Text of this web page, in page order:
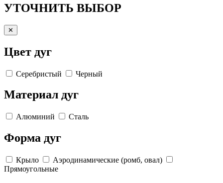
УТОЧНИТЬ ВЫБОР
✕
Цвет дуг
Серебристый Черный
Материал дуг
Алюминий Сталь
Форма дуг
Крыло
Аэродинамические (ромб, овал)
Прямоугольные